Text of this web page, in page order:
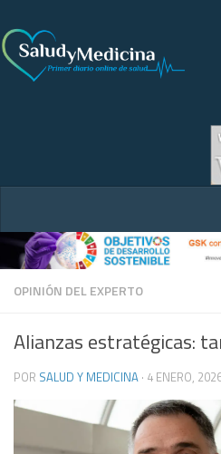
OPINIÓN DEL EXPERTO
Alianzas estratégicas:
POR SALUD Y MEDICINA · 4 ENERO,